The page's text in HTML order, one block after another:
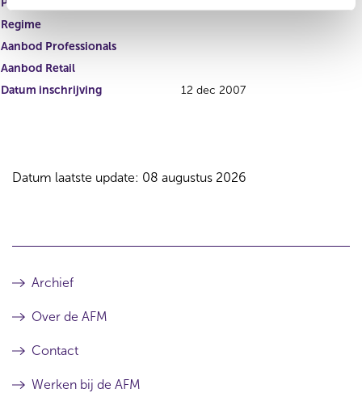
Product
Regime
Aanbod Professionals
Aanbod Retail
Datum inschrijving
12 dec 2007
Datum laatste update: 08 augustus 2026
Archief
Over de AFM
Contact
Werken bij de AFM